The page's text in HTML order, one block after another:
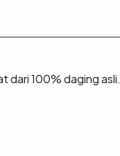
dari 100% daging asli.